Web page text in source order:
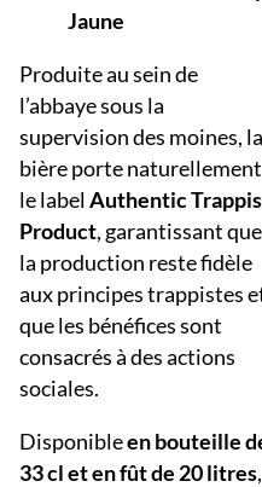
Jaune
Produite au sein de
l’abbaye sous la
supervision des moines, la
bière porte naturellement
le labelAuthentic
Product, garantissant que
la production reste fidèle
aux principes trappistes
que les bénéfices sont
consacrés à des actions
sociales.
Disponibleen bouteille
33 cl et en fût de 20 litres,